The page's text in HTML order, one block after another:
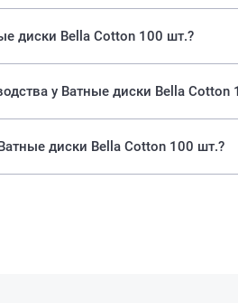
диски Bella Cotton 100 шт.?
у Ватные диски Bella Cotton
диски Bella Cotton 100 шт.?